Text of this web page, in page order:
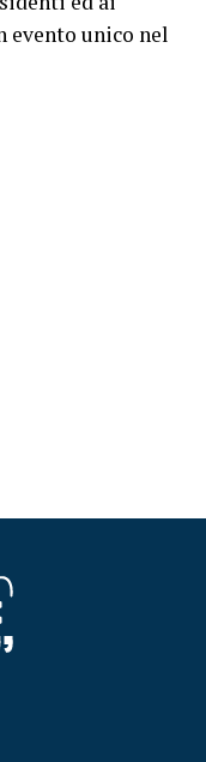
unico nel